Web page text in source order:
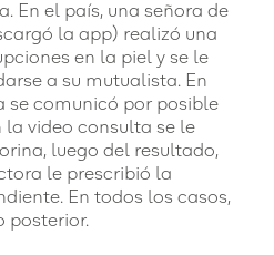
En el país, una señora de
la app) realizó una
en la piel y se le
a su mutualista. En
se comunicó por posible
video consulta se le
luego del resultado,
le prescribió la
En todos los casos,
posterior.